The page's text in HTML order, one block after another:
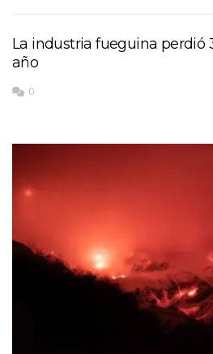
La industria fueguina perdió
año
0